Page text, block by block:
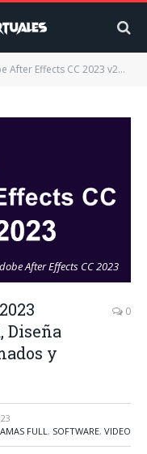
2023 v23.5.0.52 Pre-activated, Diseña increíbles gráficos animados y efectos visuales.
After Effects CC 2023
Diseña
y
0
FULL, SOFTWARE, VIDEO